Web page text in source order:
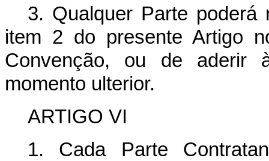
3. Qualquer Parte poderá
item 2 do presente Artigo
Convenção, ou de aderir
momento ulterior.
ARTIGO VI
1. Cada Parte